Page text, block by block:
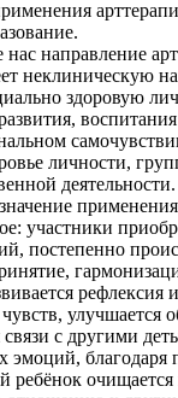
направление
неклиническую
здоровую
личности,
деятельности.
участники
постепенно
рефлексия
улучшается
с другими
эмоций, благодаря
ребёнок очищается